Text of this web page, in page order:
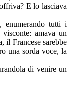
E lo lasciava
enumerando tutti i
amava un
il Francese sarebbe
una sorda voce, la
di venire un